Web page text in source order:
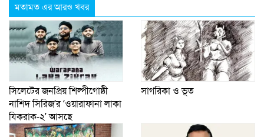
মতামত এর আরও খবর
সিলেটের জনপ্রিয় শিল্পীগোষ্ঠী
নাশিদ সিরিজ’র ‘ওয়ারাফানা লাকা
যিকরাক-২’ আসছে
সাগরিকা ও ভূত